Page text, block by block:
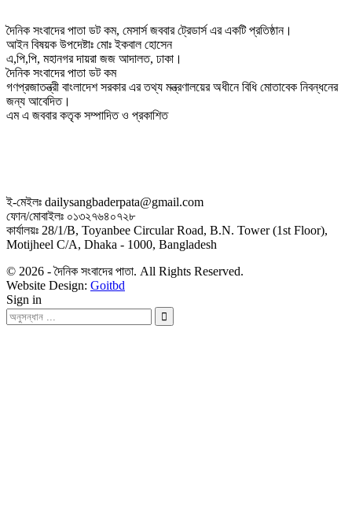
দৈনিক সংবাদের পাতা ডট কম, মেসার্স জববার ট্রেডার্স এর একটি প্রতিষ্ঠান।
আইন বিষয়ক উপদেষ্টাঃ মোঃ ইকবাল হোসেন
এ,পি,পি, মহানগর দায়রা জজ আদালত, ঢাকা।
দৈনিক সংবাদের পাতা ডট কম
গণপ্রজাতন্ত্রী বাংলাদেশ সরকার এর তথ্য মন্ত্রণালয়ের অধীনে বিধি মোতাবেক নিবন্ধনের
জন্য আবেদিত।
এম এ জববার কতৃক সম্পাদিত ও প্রকাশিত
ই-মেইলঃ dailysangbaderpata@gmail.com
ফোন/মোবাইলঃ ০১৩২৭৬৪০৭২৮
কার্যালয়ঃ 28/1/B, Toyanbee Circular Road, B.N. Tower (1st Floor),
Motijheel C/A, Dhaka - 1000, Bangladesh
© 2026 - দৈনিক সংবাদের পাতা. All Rights Reserved.
Website Design: Goitbd
Sign in